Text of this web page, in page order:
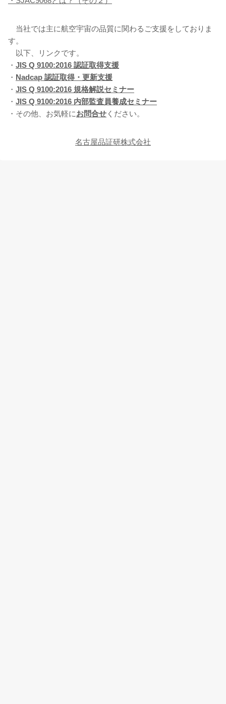
当社では主に航空宇宙の品質に関わるご支援をしておりま
す。
以下、リンクです。
・ JIS Q 9100:2016 認証取得支援
・ Nadcap 認証取得・更新支援
・ JIS Q 9100:2016 規格解説セミナー
・ JIS Q 9100:2016 内部監査員養成セミナー
・その他、お気軽にお問合せ ください。
名古屋品証研株式会社